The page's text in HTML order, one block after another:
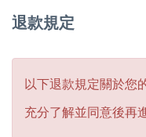
退款規定
以下退款規定關於您
充分了解並同意後再